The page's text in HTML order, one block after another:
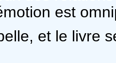
est
et le livre